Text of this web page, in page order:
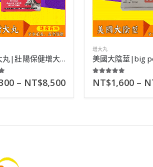
勁霸增大丸|壯陽保健增大兼備功效|補充精子|60粒/瓶
5 – NT$8,500
增大丸
out of 5
NT$1,600–